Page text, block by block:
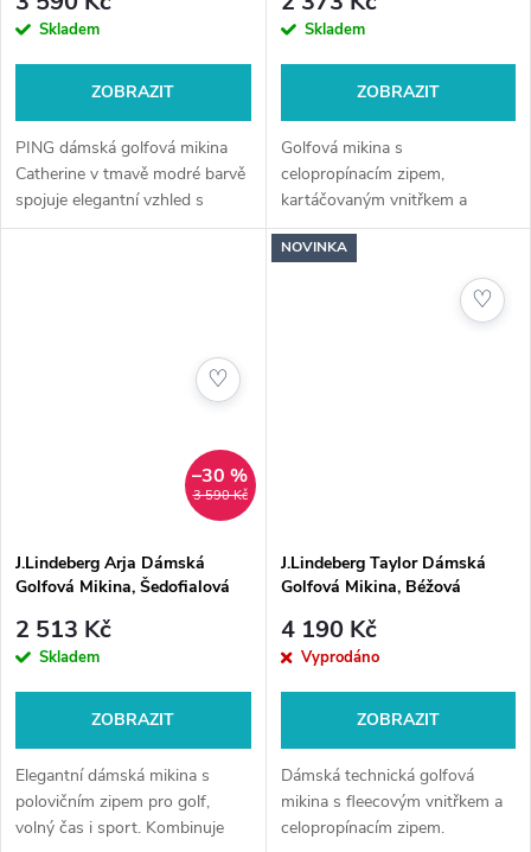
Skladem
ZOBRAZIT
PING dámská golfová mikina
Catherine v tmavě modré barvě
spojuje elegantní vzhled s
technickou funkčností. Ideální
Skladem
ZOBRAZIT
Golfová mikina s
celopropínacím zipem,
kartáčovaným vnitřkem a
stylovými pruhy. Ideální do
chladnějšího počasí na hřišti i
3 590 Kč
–30 %
J.Lindeberg Arja Dámská
Golfová Mikina, Šedofialová
2 513 Kč
Skladem
ZOBRAZIT
Elegantní dámská mikina s
polovičním zipem pro golf,
volný čas i sport. Kombinuje
♡
NOVINKA
J.Lindeberg Taylor Dámská
Golfová Mikina, Béžová
4 190 Kč
Vyprodáno
ZOBRAZIT
Dámská technická golfová
mikina s fleecovým vnitřkem a
celopropínacím zipem.
♡